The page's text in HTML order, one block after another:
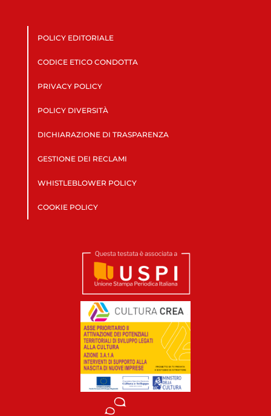
POLICY EDITORIALE
CODICE ETICO CONDOTTA
PRIVACY POLICY
POLICY DIVERSITÀ
DICHIARAZIONE DI TRASPARENZA
GESTIONE DEI RECLAMI
WHISTLEBLOWER POLICY
COOKIE POLICY